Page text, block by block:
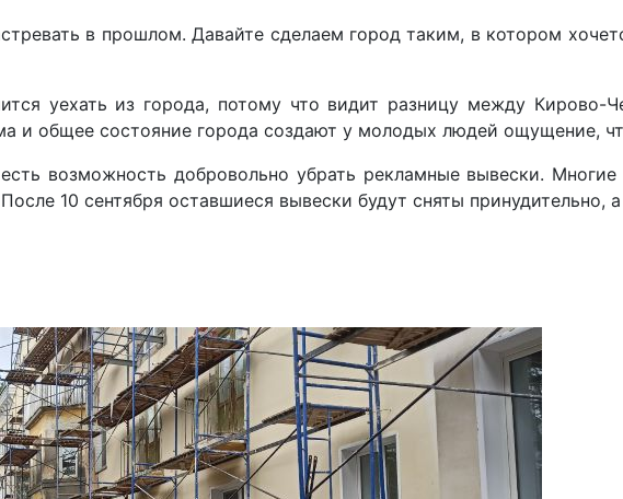
в прошлом. Давайте сделаем город таким, в котором
уехать из города, потому что видит разницу между
и общее состояние города создают у молодых людей ощущение,
возможность добровольно убрать рекламные вывески.
10 сентября оставшиеся вывески будут сняты принудительно,